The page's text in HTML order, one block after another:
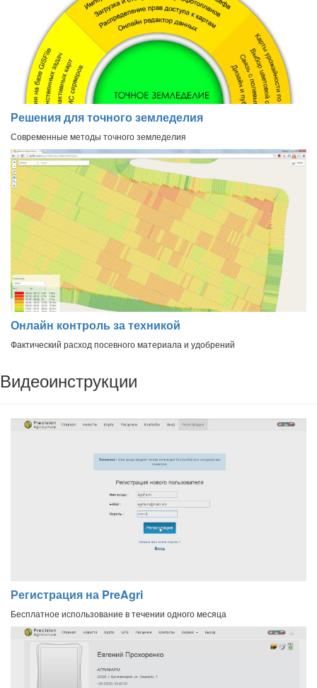
Решения для точного земледелия
Современные методы точного земледелия
Онлайн контроль за техникой
Фактический расход посевного материала и удобрений
Видеоинструкции
Регистрация на PreAgri
Бесплатное использование в течении одного месяца